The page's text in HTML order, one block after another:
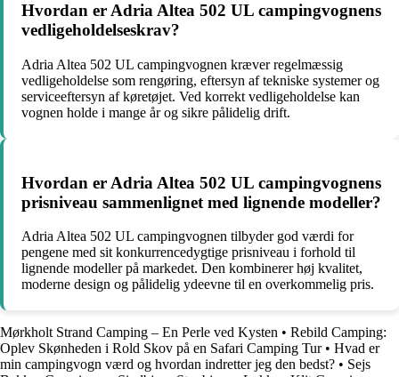
Hvordan er Adria Altea 502 UL campingvognens
vedligeholdelseskrav?
Adria Altea 502 UL campingvognen kræver regelmæssig
vedligeholdelse som rengøring, eftersyn af tekniske systemer og
serviceeftersyn af køretøjet. Ved korrekt vedligeholdelse kan
vognen holde i mange år og sikre pålidelig drift.
Hvordan er Adria Altea 502 UL campingvognens
prisniveau sammenlignet med lignende modeller?
Adria Altea 502 UL campingvognen tilbyder god værdi for
pengene med sit konkurrencedygtige prisniveau i forhold til
lignende modeller på markedet. Den kombinerer høj kvalitet,
moderne design og pålidelig ydeevne til en overkommelig pris.
Mørkholt Strand Camping – En Perle ved Kysten • Rebild Camping:
Oplev Skønheden i Rold Skov på en Safari Camping Tur• Hvad er
min campingvogn værd og hvordan indretter jeg den bedst? • Sejs